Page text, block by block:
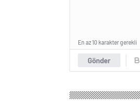
Gönder
En az 10 karakter gerekli